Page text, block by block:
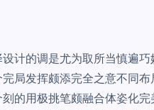
计的调是尤为取所当慎遍
局发挥颇添完全之意不同
的用极挑笔颇融合体姿化